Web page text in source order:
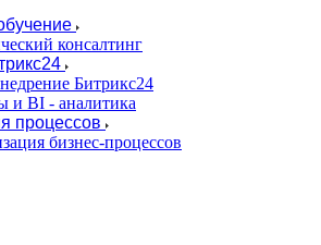
консалтинг
Битрикс24
и BI - аналитика
процессов
бизнес-процессов